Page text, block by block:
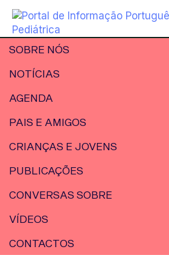
SOBRE NÓS
NOTÍCIAS
AGENDA
PAIS E AMIGOS
CRIANÇAS E JOVENS
PUBLICAÇÕES
CONVERSAS SOBRE
VÍDEOS
CONTACTOS